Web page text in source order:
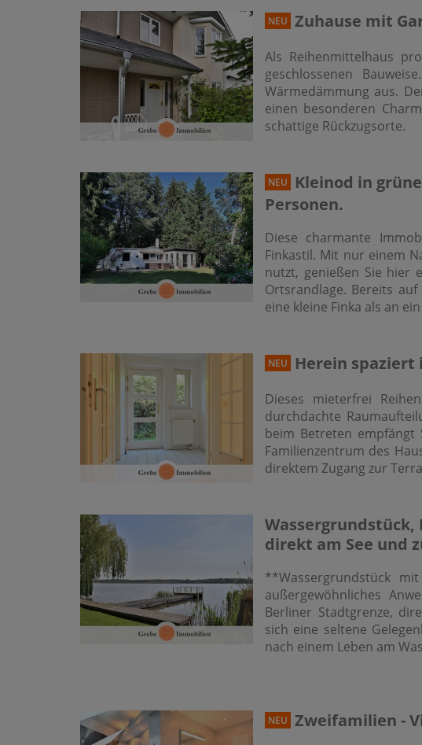
NEU Zuhause mit
Als Reihenmittelhaus
geschlossenen
Wärmedämmung aus.
einen besonderen
schattige Rückzugsorte.
NEU
Kleinod in
Personen.
Diese charmante
Finkastil. Mit nur einem
nutzt, genießen Sie hier
Ortsrandlage. Bereits
eine kleine Finka als an
NEU Herein spaziert
Dieses mieterfrei
durchdachte
beim Betreten empfängt
Familienzentrum des
direktem Zugang zur
Wassergrundstück,
direkt am See und
**Wassergrundstück
außergewöhnliches
Berliner Stadtgrenze,
sich eine seltene
nach einem Leben am
NEU Zweifamilien -